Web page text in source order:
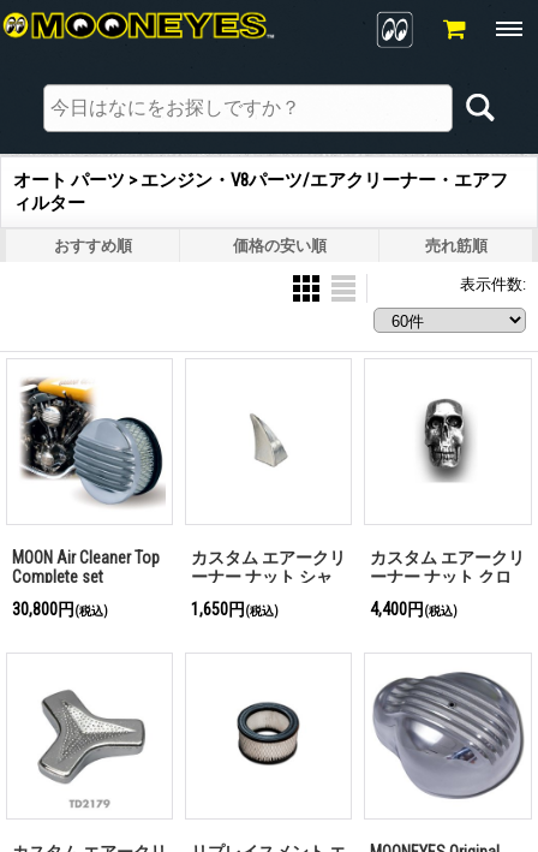
オート パーツ > エンジン・V8パーツ/エアクリーナー・エアフ
ィルター
おすすめ順 価格の安い順 売れ筋順
表示件数:
MOON Air Cleaner Top
Complete set
30,800円 (税込)
カスタム エアークリ
ーナー ナット シャ
1,650円 (税込)
カスタム エアークリ
ーナー ナット クロ
4,400円 (税込)